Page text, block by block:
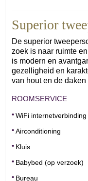
Superior
De superior
zoek is naar ruimte
is modern en
gezelligheid en
van hout en de
ROOMSERVICE
WiFi internetverbinding
Airconditioning
Kluis
Babybed (op verzoek)
Bureau